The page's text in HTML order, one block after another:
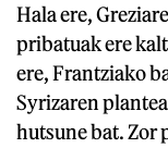
Hala ere,
pribatuak ere
ere, Frantziako
Syrizaren
hutsune bat. Zor